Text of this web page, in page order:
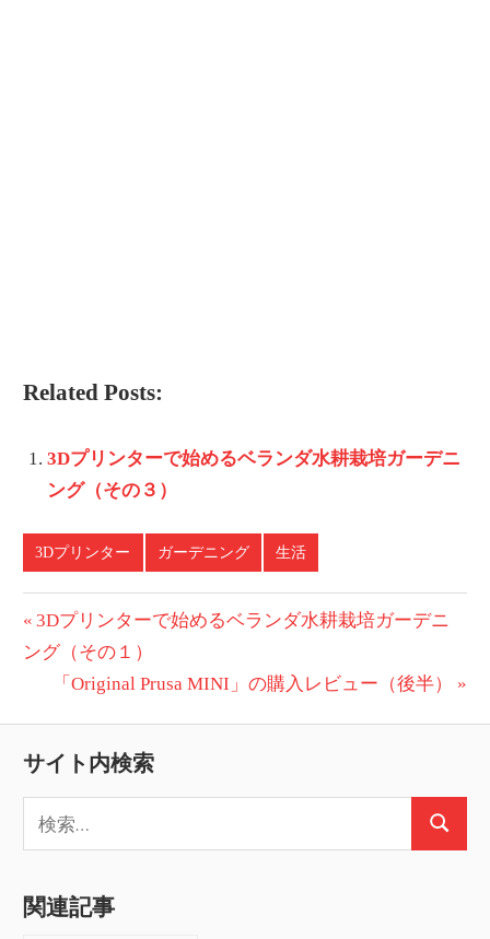
Related Posts:
3Dプリンターで始めるベランダ水耕栽培ガーデニ
ング（その３）
3Dプリンター ガーデニング 生活
投
稿
ビ
ゲ
ー
ョ
前
の
3Dプリンターで始めるベランダ水耕栽培ガーデニ
ング（その１）
次
稿:
「Original Prusa MINI」の購入レビュー（後半）
サイト内検索
検
関連記事